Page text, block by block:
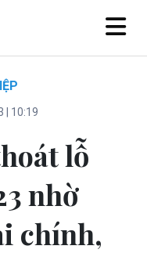
| 10:19
lỗ
nhờ
chính,